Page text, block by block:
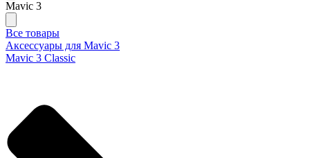
Mavic 3
Все товары
Аксессуары для Mavic 3
Mavic 3 Classic